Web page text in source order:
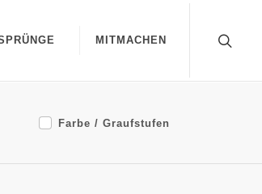
MITMACHEN
Farbe / Graufstufen